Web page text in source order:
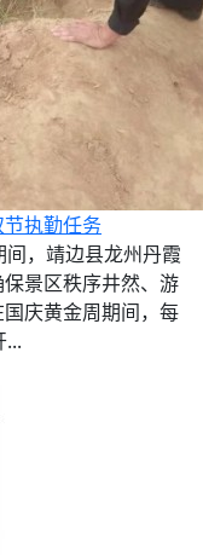
执勤任务
间，靖边县龙州丹霞
景区秩序井然、游
庆黄金周期间，每
...